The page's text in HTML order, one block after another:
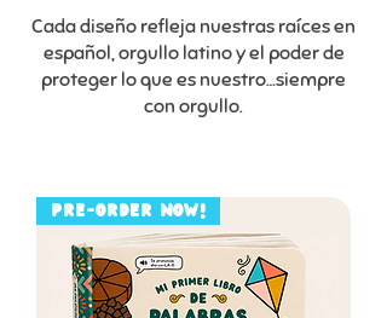
Cada diseño refleja nuestras raíces en
español, orgullo latino y el poder de
proteger lo que es nuestro…siempre
con orgullo.
PRE-ORDER NOW!